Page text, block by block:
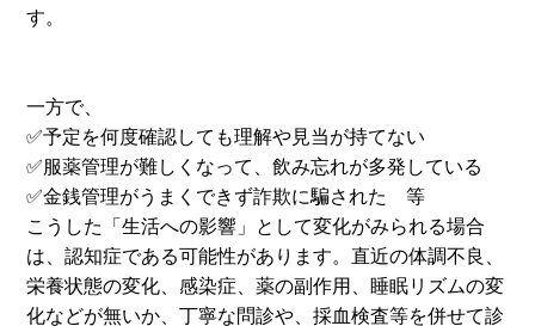
す。
一方で、
✅予定を何度確認しても理解や見当が持てない
✅服薬管理が難しくなって、飲み忘れが多発している
✅金銭管理がうまくできず詐欺に騙された 等
こうした「生活への影響」として変化がみられる場合
は、認知症である可能性があります。直近の体調不良、
栄養状態の変化、感染症、薬の副作用、睡眠リズムの変
化などが無いか、丁寧な問診や、採血検査等を併せて診